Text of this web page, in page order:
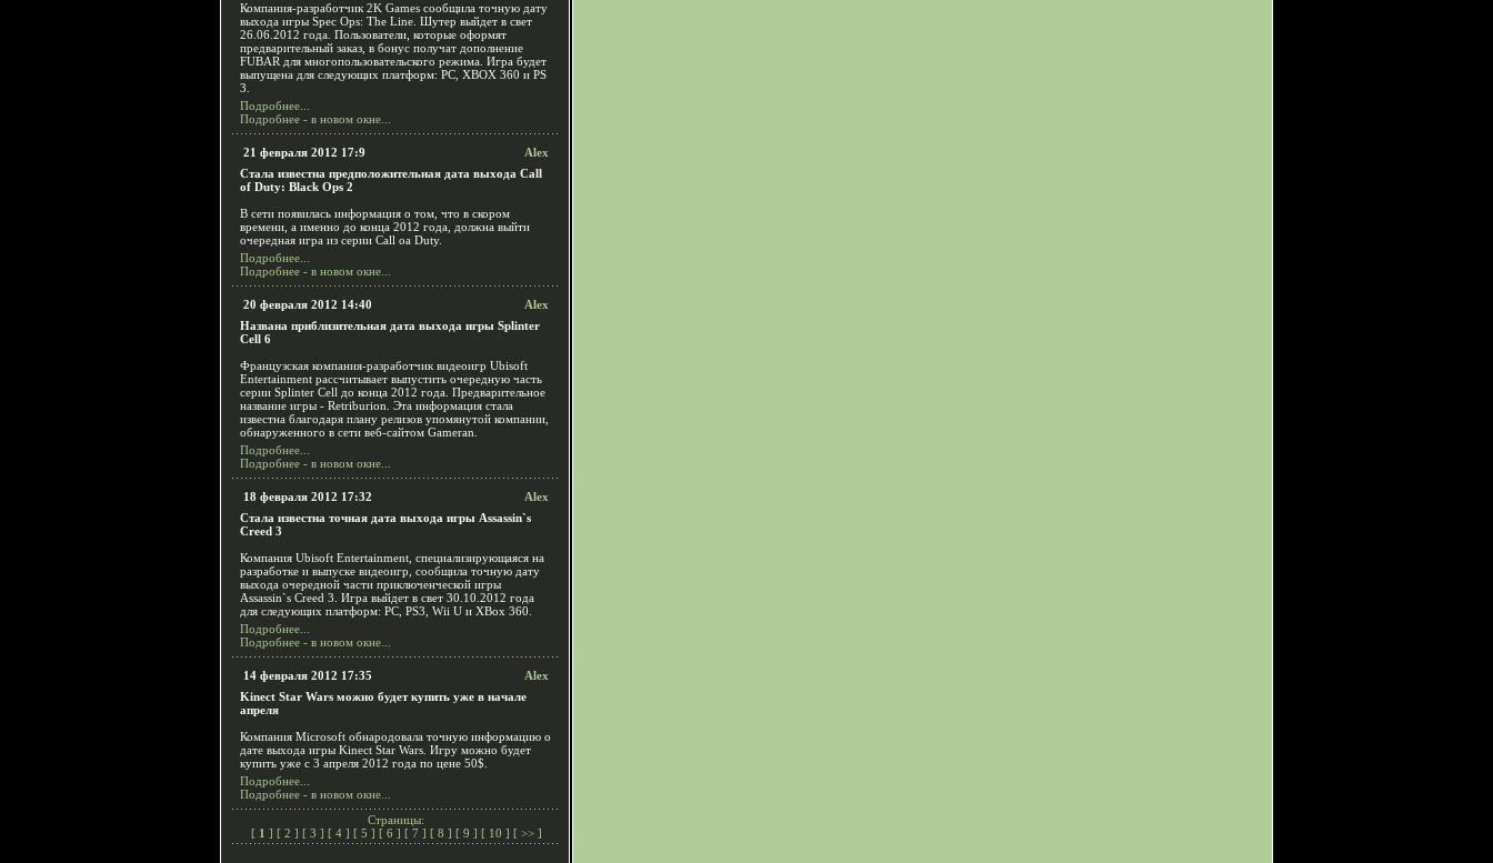
Компания-разработчик 2K Games сообщила точную дату
выхода игры Spec Ops: The Line. Шутер выйдет в свет
26.06.2012 года. Пользователи, которые оформят
предварительный заказ, в бонус получат дополнение
FUBAR для многопользовательского режима. Игра будет
выпущена для следующих платформ: PC, XBOX 360 и PS
3.
Подробнее...
Подробнее - в новом окне...
21 февраля 2012 17:9
Alex
Стала известна предположительная дата выхода Call
of Duty: Black Ops 2
В сети появилась информация о том, что в скором
времени, а именно до конца 2012 года, должна выйти
очередная игра из серии Call oа Duty.
Подробнее...
Подробнее - в новом окне...
20 февраля 2012 14:40
Alex
Названа приблизительная дата выхода игры Splinter
Cell 6
Французская компания-разработчик видеоигр Ubisoft
Entertainment рассчитывает выпустить очередную часть
серии Splinter Cell до конца 2012 года. Предварительное
название игры - Retriburion. Эта информация стала
известна благодаря плану релизов упомянутой компании,
обнаруженного в сети веб-сайтом Gameran.
Подробнее...
Подробнее - в новом окне...
18 февраля 2012 17:32
Alex
Стала известна точная дата выхода игры Assassin`s
Creed 3
Компания Ubisoft Entertainment, специализирующаяся на
разработке и выпуске видеоигр, сообщила точную дату
выхода очередной части приключенческой игры
Assassin`s Creed 3. Игра выйдет в свет 30.10.2012 года
для следующих платформ: PC, PS3, Wii U и XBox 360.
Подробнее...
Подробнее - в новом окне...
14 февраля 2012 17:35
Alex
Kinect Star Wars можно будет купить уже в начале
апреля
Компания Microsoft обнародовала точную информацию о
дате выхода игры Kinect Star Wars. Игру можно будет
купить уже с 3 апреля 2012 года по цене 50$.
Подробнее...
Подробнее - в новом окне...
Страницы:
[ 1 ] [ 2 ] [ 3 ] [ 4 ] [ 5 ] [ 6 ] [ 7 ] [ 8 ] [ 9 ] [ 10 ] [ >> ]